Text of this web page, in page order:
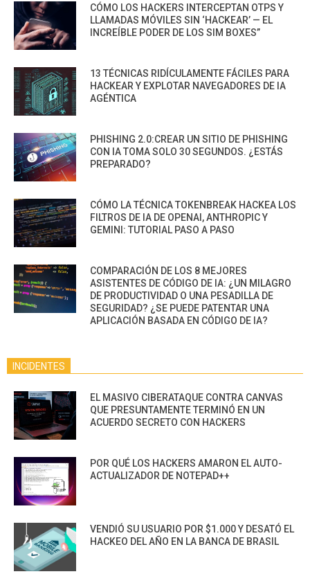
CÓMO LOS HACKERS INTERCEPTAN OTPS Y
LLAMADAS MÓVILES SIN ‘HACKEAR’ — EL
INCREÍBLE PODER DE LOS SIM BOXES”
13 TÉCNICAS RIDÍCULAMENTE FÁCILES PARA
HACKEAR Y EXPLOTAR NAVEGADORES DE IA
AGÉNTICA
PHISHING 2.0:CREAR UN SITIO DE PHISHING
CON IA TOMA SOLO 30 SEGUNDOS. ¿ESTÁS
PREPARADO?
CÓMO LA TÉCNICA TOKENBREAK HACKEA LOS
FILTROS DE IA DE OPENAI, ANTHROPIC Y
GEMINI: TUTORIAL PASO A PASO
COMPARACIÓN DE LOS 8 MEJORES
ASISTENTES DE CÓDIGO DE IA: ¿UN MILAGRO
DE PRODUCTIVIDAD O UNA PESADILLA DE
SEGURIDAD? ¿SE PUEDE PATENTAR UNA
APLICACIÓN BASADA EN CÓDIGO DE IA?
INCIDENTES
EL MASIVO CIBERATAQUE CONTRA CANVAS
QUE PRESUNTAMENTE TERMINÓ EN UN
ACUERDO SECRETO CON HACKERS
POR QUÉ LOS HACKERS AMARON EL AUTO-
ACTUALIZADOR DE NOTEPAD++
VENDIÓ SU USUARIO POR $1.000 Y DESATÓ EL
HACKEO DEL AÑO EN LA BANCA DE BRASIL